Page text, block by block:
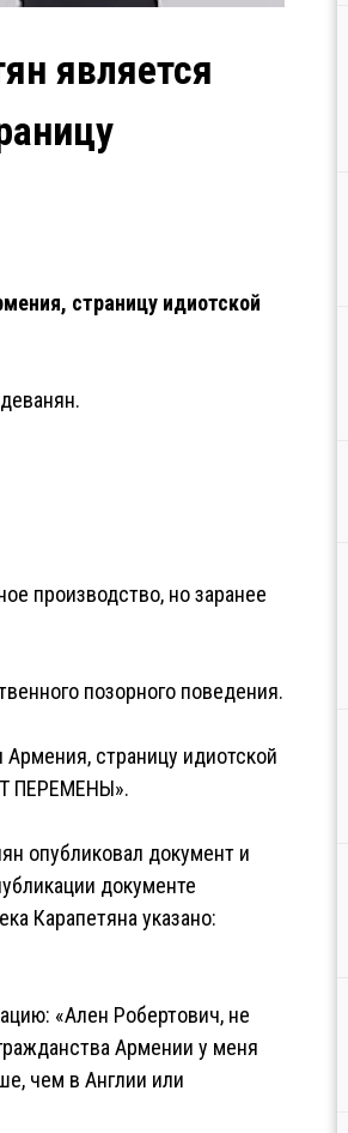
является
страницу идиотской
производство, но заранее
позорного поведения.
страницу идиотской
ПЕРЕМЕНЫ».
опубликовал документ и
документе
Карапетяна указано:
«Ален Робертович, не
Армении у меня
чем в Англии или